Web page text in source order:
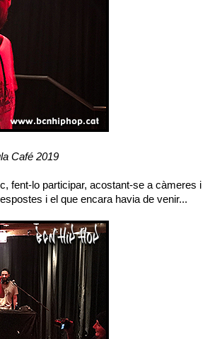
Café 2019
fent-lo participar, acostant-se a càmeres i
i el que encara havia de venir...